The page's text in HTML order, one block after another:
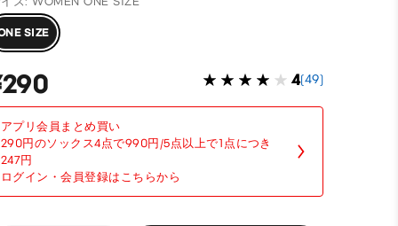
SIZE
4(49)
アプリ会員まとめ買い
290円のソックス4点で990円/5点以上で1点につき
247円
ログイン・会員登録はこちらから